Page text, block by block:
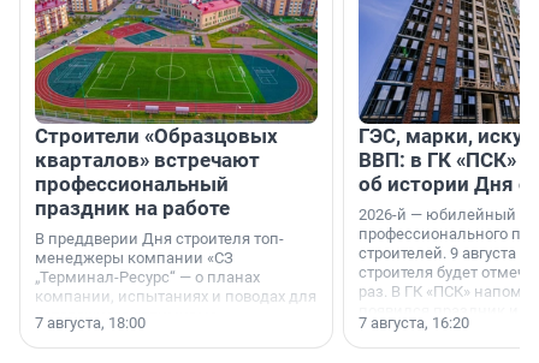
Строители «Образцовых
кварталов» встречают
профессиональный
праздник на работе
В преддверии Дня строителя топ-
менеджеры компании «СЗ
„Терминал-Ресурс“ — о планах
компании, испытаниях и поводах для
осторожного оптимизма.
7 августа, 18:00
ГЭС, марки,
ВВП: в ГК «ПСК»
об истории Дня
2026-й — юбилейный
профессионального
строителей. 9 августа
строителя будет
раз. В ГК «ПСК»
поменялась роль
7 августа, 16:20